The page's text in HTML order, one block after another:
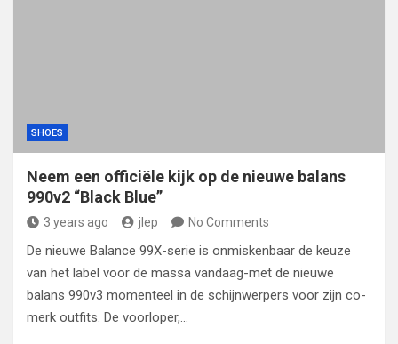
SHOES
Neem een ​​officiële kijk op de nieuwe balans
990v2 “Black Blue”
3 years ago jlep No Comments
De nieuwe Balance 99X-serie is onmiskenbaar de keuze
van het label voor de massa vandaag-met de nieuwe
balans 990v3 momenteel in de schijnwerpers voor zijn co-
merk outfits. De voorloper,…